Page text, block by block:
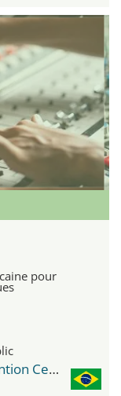
pour
São Paulo Expo Exhibition & Convention Center